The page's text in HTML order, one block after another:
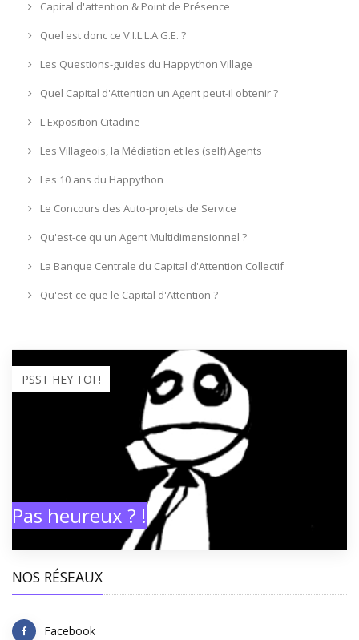
Capital d'attention & Point de Présence
Quel est donc ce V.I.L.L.A.G.E. ?
Les Questions-guides du Happython Village
Quel Capital d'Attention un Agent peut-il obtenir ?
L'Exposition Citadine
Les Villageois, la Médiation et les (self) Agents
Les 10 ans du Happython
Le Concours des Auto-projets de Service
Qu'est-ce qu'un Agent Multidimensionnel ?
La Banque Centrale du Capital d'Attention Collectif
Qu'est-ce que le Capital d'Attention ?
PSST HEY TOI !
Pas heureux ? !
NOS RÉSEAUX
Facebook